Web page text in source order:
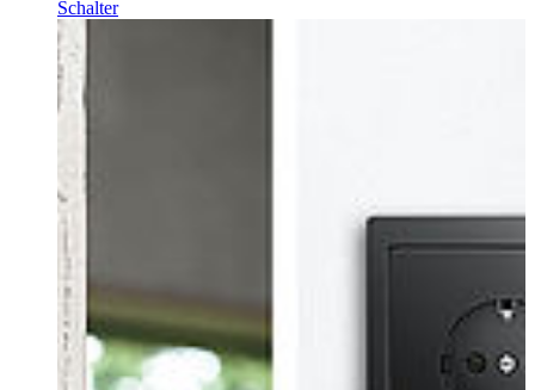
Schalter